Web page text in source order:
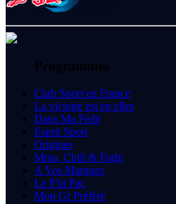
Programmes
Club Sport en France
La victoire est en elles
Dans Ma Fédé
Esprit Sport
Origines
Mma, Chill & Fight
A Vos Marques
Le P'tit Pac
Mon Gr Préféré